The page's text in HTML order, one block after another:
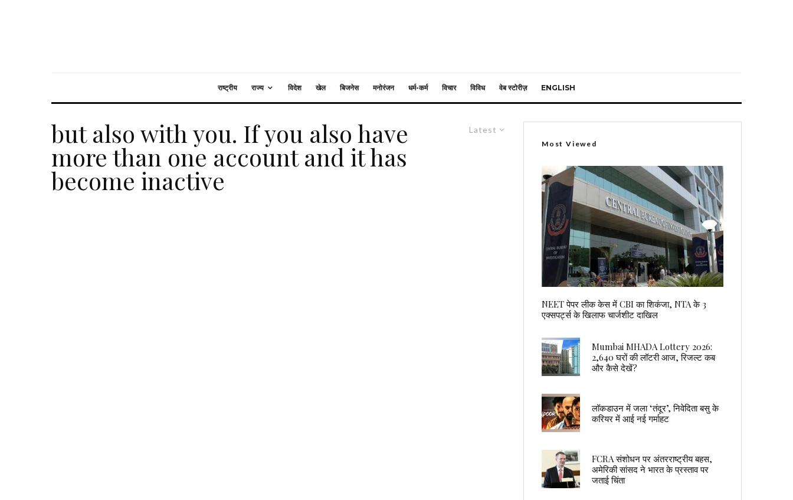
राष्ट्रीय राज्य विदेश खेल बिजनेस मनोरंजन धर्म-कर्म विचार विविध वेब स्टोरीज़ ENGLISH
Latest
but also with you. If you also have
more than one account and it has
become inactive
Most Viewed
NEET पेपर लीक केस में CBI का शिकंजा, NTA के 3
एक्सपर्ट्स के खिलाफ चार्जशीट दाखिल
Mumbai MHADA Lottery 2026:
2,640 घरों की लॉटरी आज, रिजल्ट कब
और कैसे देखें?
लॉकडाउन में जला ‘तंदूर’, निवेदिता बसु के
करियर में आई नई गर्माहट
FCRA संशोधन पर अंतरराष्ट्रीय बहस,
अमेरिकी सांसद ने भारत के प्रस्ताव पर
जताई चिंता